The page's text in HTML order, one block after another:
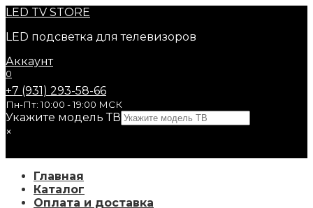
Перейти
содержанию
LED TV STORE
LED подсветка для телевизоров
Аккаунт
0
+7 (931) 293-58-66
Пн-Пт: 10:00 - 19:00 МСК
Укажите модель ТВ
×
Главная
Каталог
Оплата и доставка